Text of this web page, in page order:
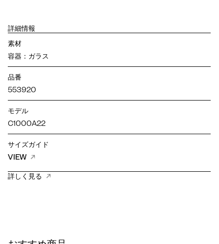
詳細情報
素材
容器：ガラス
品番
553920
モデル
C1000A22
サイズガイド
VIEW
詳しく見る